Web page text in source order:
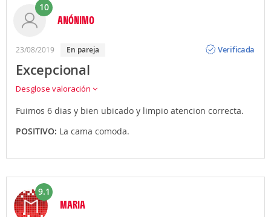
10
ANÓNIMO
23/08/2019 en pareja
Verificada
Excepcional
Desglose valoración
Fuimos 6 dias y bien ubicado y limpio atencion correcta.
POSITIVO: La cama comoda.
9.1
MARIA